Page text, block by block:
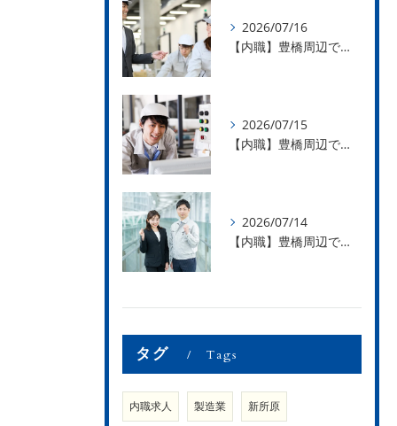
2026/07/16
【内職】豊橋周辺で内職のお仕事を探している方募集中！【お仕事の内容】
2026/07/15
【内職】豊橋周辺で内職のお仕事を探している方募集中！【急な学級閉鎖も安心】
2026/07/14
【内職】豊橋周辺で内職のお仕事を探している方募集中！【内職さまのお声②】
タグ Tags
内職求人 製造業 新所原